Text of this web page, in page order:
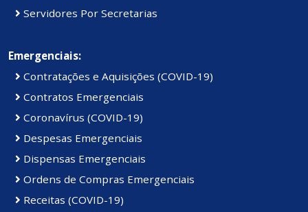
Servidores Por Secretarias
Emergenciais:
Contratações e Aquisições (COVID-19)
Contratos Emergenciais
Coronavírus (COVID-19)
Despesas Emergenciais
Dispensas Emergenciais
Ordens de Compras Emergenciais
Receitas (COVID-19)